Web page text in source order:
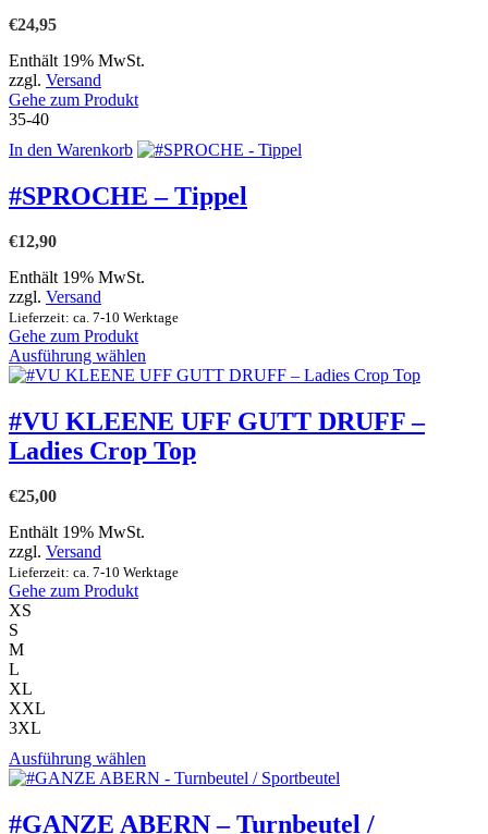
€24,95
Enthält 19% MwSt.
zzgl. Versand
Gehe zum Produkt
35-40
In den Warenkorb
#SPROCHE – Tippel
€12,90
Enthält 19% MwSt.
zzgl. Versand
Lieferzeit: ca. 7-10 Werktage
Gehe zum Produkt
Ausführung wählen
Produkt
mehrere
Varianten
auf.
Produktseite
#VU KLEENE UFF GUTT DRUFF –
Ladies Crop Top
€25,00
Enthält 19% MwSt.
zzgl. Versand
Lieferzeit: ca. 7-10 Werktage
Gehe zum Produkt
XS
S
M
L
XL
XXL
3XL
Ausführung wählen
Produkt
mehrere
#GANZE ABERN – Turnbeutel /